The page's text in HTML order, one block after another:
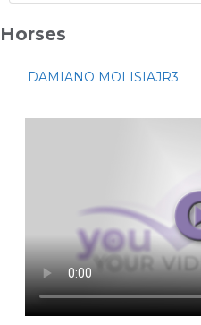
Horses
DAMIANO MOLISIAJR3